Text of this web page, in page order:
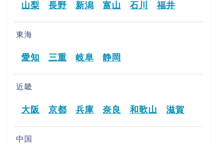
山梨 長野 新潟 富山 石川 福井
東海
愛知 三重 岐阜 静岡
近畿
大阪 京都 兵庫 奈良 和歌山 滋賀
中国